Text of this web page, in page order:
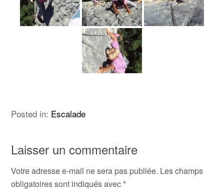
Posted in: Escalade
Laisser un commentaire
Votre adresse e-mail ne sera pas publiée. Les champs
obligatoires sont indiqués avec *